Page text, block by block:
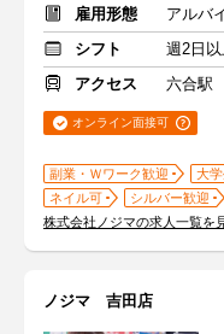
雇用形態
アルバ
シフト
週2日
アクセス
六合駅
オンライン面接可
副業・Ｗワーク歓迎 大
ネイル可
シルバー歓迎
株式会社ノジマの求人一覧を
ノジマ 吉田店